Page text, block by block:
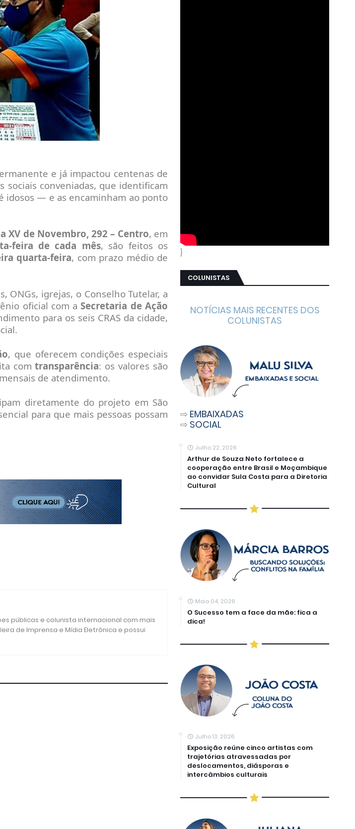
e já impactou centenas de
conveniadas, que identificam
idosos — e as encaminham ao ponto
XV de Novembro, 292 – Centro, em
feira de cada mês, são feitos os
quarta-feira, com prazo médio de
ONGs, igrejas, o Conselho Tutelar, a
oficial com a Secretaria de Ação
para os seis CRAS da cidade,
, que oferecem condições especiais
comtransparência: os valores são
de atendimento.
diretamente do projeto em São
para que mais pessoas possam
públicas e colunista internacional com mais
de Imprensa e Mídia Eletrônica e possui
}
COLUNISTAS
NOTÍCIAS MAIS RECENTES DOS
COLUNISTAS
⇨ EMBAIXADAS
⇨ SOCIAL
Julho 22, 2026
Arthur de Souza Neto fortalece a
cooperação entre Brasil e Moçambique
ao convidar Sula Costa para a Diretoria
Cultural
Maio 04, 2026
O Sucesso tem a face da mãe: fica a
dica!
Julho 13, 2026
Exposição reúne cinco artistas com
trajetórias atravessadas por
deslocamentos, diásporas e
intercâmbios culturais